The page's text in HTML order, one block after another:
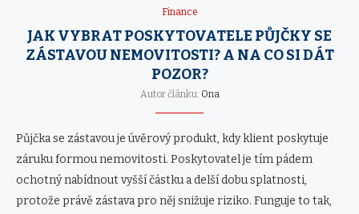
Finance
JAK VYBRAT POSKYTOVATELE PŮJČKY SE
ZÁSTAVOU NEMOVITOSTI? A NA CO SI DÁT
POZOR?
Autor článku: Ona
Půjčka se zástavou je úvěrový produkt, kdy klient poskytuje
záruku formou nemovitosti. Poskytovatel je tím pádem
ochotný nabídnout vyšší částku a delší dobu splatnosti,
protože právě zástava pro něj snižuje riziko. Funguje to tak,